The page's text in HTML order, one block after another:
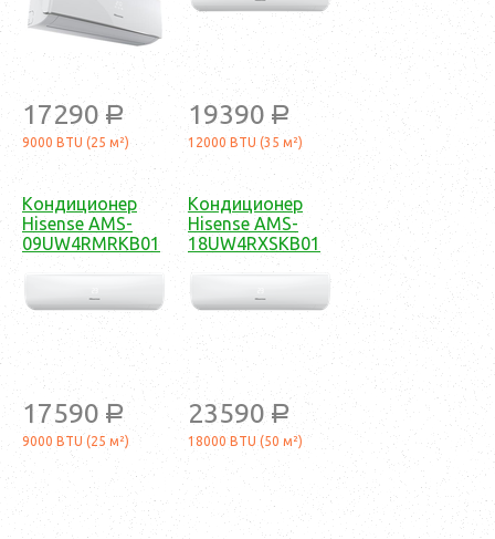
17290 a
9000 BTU (25 м²)
19390 a
12000 BTU (35 м²)
Кондиционер
Hisense AMS-
09UW4RMRKB01
17590 a
9000 BTU (25 м²)
Кондиционер
Hisense AMS-
18UW4RXSKB01
23590 a
18000 BTU (50 м²)